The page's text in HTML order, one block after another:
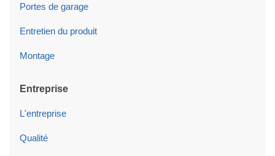
Portes de garage
Entretien du produit
Montage
Entreprise
L'entreprise
Qualité